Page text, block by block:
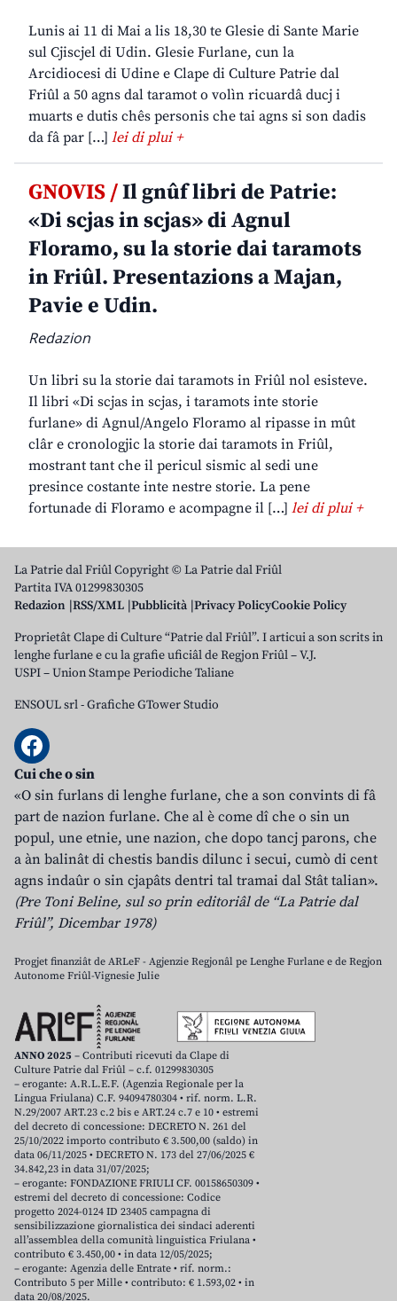
Lunis ai 11 di Mai a lis 18,30 te Glesie di Sante Marie
sul Cjiscjel di Udin. Glesie Furlane, cun la
Arcidiocesi di Udine e Clape di Culture Patrie dal
Friûl a 50 agns dal taramot o volìn ricuardâ ducj i
muarts e dutis chês personis che tai agns si son dadis
da fâ par […] lei di plui +
GNOVIS /Il gnûf libri de Patrie:
«Di scjas in scjas» di Agnul
Floramo, su la storie dai taramots
in Friûl. Presentazions a Majan,
Pavie e Udin.
Redazion
Un libri su la storie dai taramots in Friûl nol esisteve.
Il libri «Di scjas in scjas, i taramots inte storie
furlane» di Agnul/Angelo Floramo al ripasse in mût
clâr e cronologjic la storie dai taramots in Friûl,
mostrant tant che il pericul sismic al sedi une
presince costante inte nestre storie. La pene
fortunade di Floramo e acompagne il […] lei di plui +
La Patrie dal Friûl Copyright © La Patrie dal Friûl
Partita IVA 01299830305
Redazion RSS/XML Pubblicità Privacy PolicyCookie Policy
Proprietât Clape di Culture “Patrie dal Friûl”. I articui a son scrits in
lenghe furlane e cu la grafie uficiâl de Regjon Friûl – V.J.
USPI – Union Stampe Periodiche Taliane
ENSOUL srl-Grafiche GTower Studio
Cui che o sin
«O sin furlans di lenghe furlane, che a son convints di fâ
part de nazion furlane. Che al è come dî che o sin un
popul, une etnie, une nazion, che dopo tancj parons, che
a àn balinât di chestis bandis dilunc i secui, cumò di cent
agns indaûr o sin cjapâts dentri tal tramai dal Stât talian».
(Pre Toni Beline, sul so prin editoriâl de “La Patrie dal
Friûl”, Dicembar 1978)
Progjet finanziât de ARLeF - Agjenzie Regjonâl pe Lenghe Furlane e de Regjon
Autonome Friûl-Vignesie Julie
ANNO 2025 – Contributi ricevuti da Clape di
Culture Patrie dal Friûl – c.f. 01299830305
– erogante: A.R.L.E.F. (Agenzia Regionale per la
Lingua Friulana) C.F. 94094780304 • rif. norm. L.R.
N.29/2007 ART.23 c.2 bis e ART.24 c.7 e 10 • estremi
del decreto di concessione: DECRETO N. 261 del
25/10/2022 importo contributo € 3.500,00 (saldo) in
data 06/11/2025 • DECRETO N. 173 del 27/06/2025 €
34.842,23 in data 31/07/2025;
– erogante: FONDAZIONE FRIULI CF. 00158650309 •
estremi del decreto di concessione: Codice
progetto 2024-0124 ID 23405 campagna di
sensibilizzazione giornalistica dei sindaci aderenti
all’assemblea della comunità linguistica Friulana •
contributo € 3.450,00 • in data 12/05/2025;
– erogante: Agenzia delle Entrate • rif. norm.:
Contributo 5 per Mille • contributo: € 1.593,02 • in
data 20/08/2025.